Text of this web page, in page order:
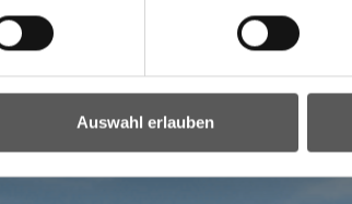
Auswahl erlauben